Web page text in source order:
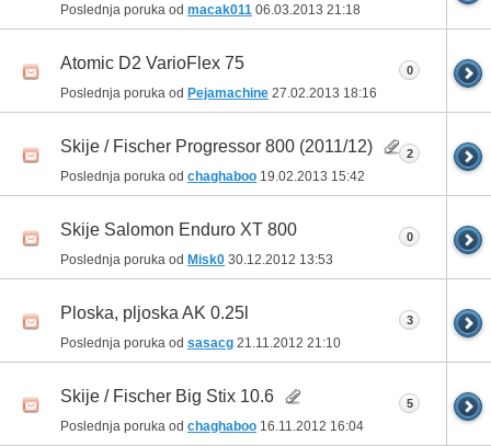
Poslednja poruka od macak011 06.03.2013 21:18
Atomic D2 VarioFlex 75
Poslednja poruka od Pejamachine 27.02.2013 18:16
0
Skije / Fischer Progressor 800 (2011/12)
Poslednja poruka od chaghaboo 19.02.2013 15:42
2
Skije Salomon Enduro XT 800
Poslednja poruka od Misk0 30.12.2012 13:53
0
Ploska, pljoska AK 0.25l
Poslednja poruka od sasacg 21.11.2012 21:10
3
Skije / Fischer Big Stix 10.6
Poslednja poruka od chaghaboo 16.11.2012 16:04
5